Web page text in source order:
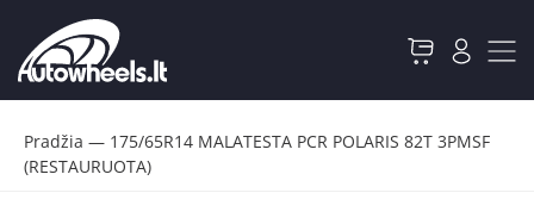
Pradžia — 175/65R14 MALATESTA PCR POLARIS 82T 3PMSF
(RESTAURUOTA)